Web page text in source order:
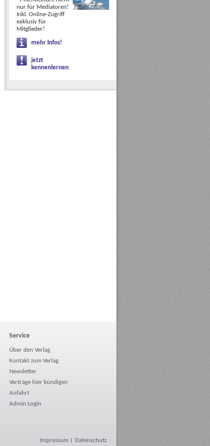
nur für Mediatoren!
Inkl. Online-Zugriff
exklusiv für
Mitglieder!
mehr Infos!
jetzt
kennenlernen
Service
Über den Verlag
Kontakt zum Verlag
Newsletter
Verträge hier kündigen
Anfahrt
Admin Login
Impressum Datenschutz